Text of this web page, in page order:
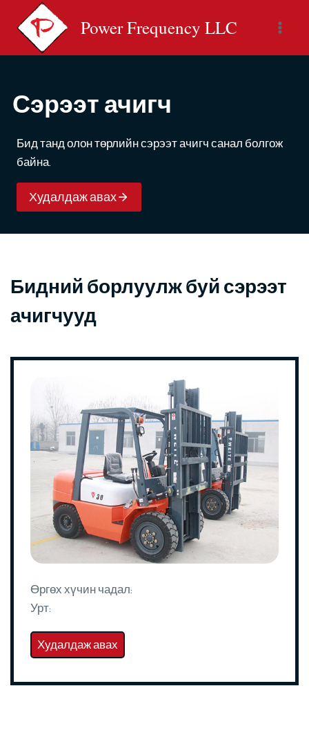
content
Power Frequency LLC
Сэрээт ачигч
Бид танд олон төрлийнсэрээт ачигч санал болгож
байна.
Худалдаж авах
Бидний борлуулж буй сэрээт
ачигчууд
Өргөх хүчин чадал:
Урт:
Худалдаж авах